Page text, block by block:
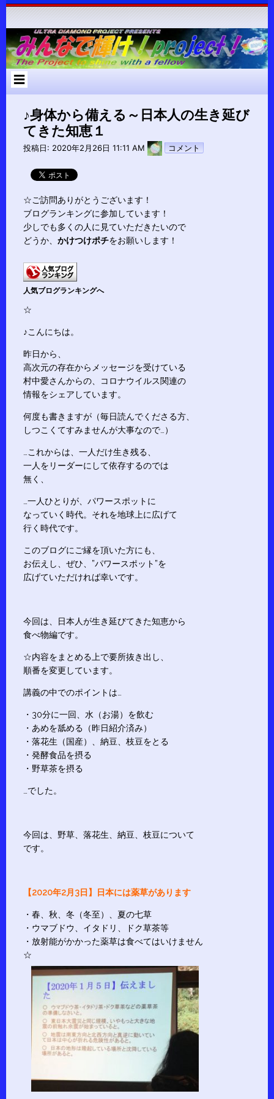
コ
ン
ツ
へ
ス
♪身体から備える～日本人の生き延び
てきた知恵１
投稿日: 2020年2月26日 11:11 AM pokari7
コメント
☆ご訪問ありがとうございます！
ブログランキングに参加しています！
少しでも多くの人に見ていただきたいので
どうか、 かけつけポチをお願いします！
人気ブログランキングへ
☆
♪こんにちは。
昨日から、
高次元の存在からメッセージを受けている
村中愛さんからの、コロナウイルス関連の
情報をシェアしています。
何度も書きますが（毎日読んでくださる方、
しつこくてすみませんが大事なので…）
…これからは、一人だけ生き残る、
一人をリーダーにして依存するのでは
無く、
…一人ひとりが、パワースポットに
なっていく時代。それを地球上に広げて
行く時代です。
このブログにご縁を頂いた方にも、
お伝えし、ぜひ、”パワースポット”を
広げていただければ幸いです。
今回は、日本人が生き延びてきた知恵から
食べ物編です。
☆内容をまとめる上で要所抜き出し、
順番を変更しています。
講義の中でのポイントは…
・30分に一回、水（お湯）を飲む
・あめを舐める（昨日紹介済み）
・落花生（国産）、納豆、枝豆をとる
・発酵食品を摂る
・野草茶を摂る
…でした。
今回は、野草、落花生、納豆、枝豆について
です。
【2020年2月3日】日本には薬草があります
・春、秋、冬（冬至）、夏の七草
・ウマブドウ、イタドリ、ドク草茶等
・放射能がかかった薬草は食べてはいけません
☆